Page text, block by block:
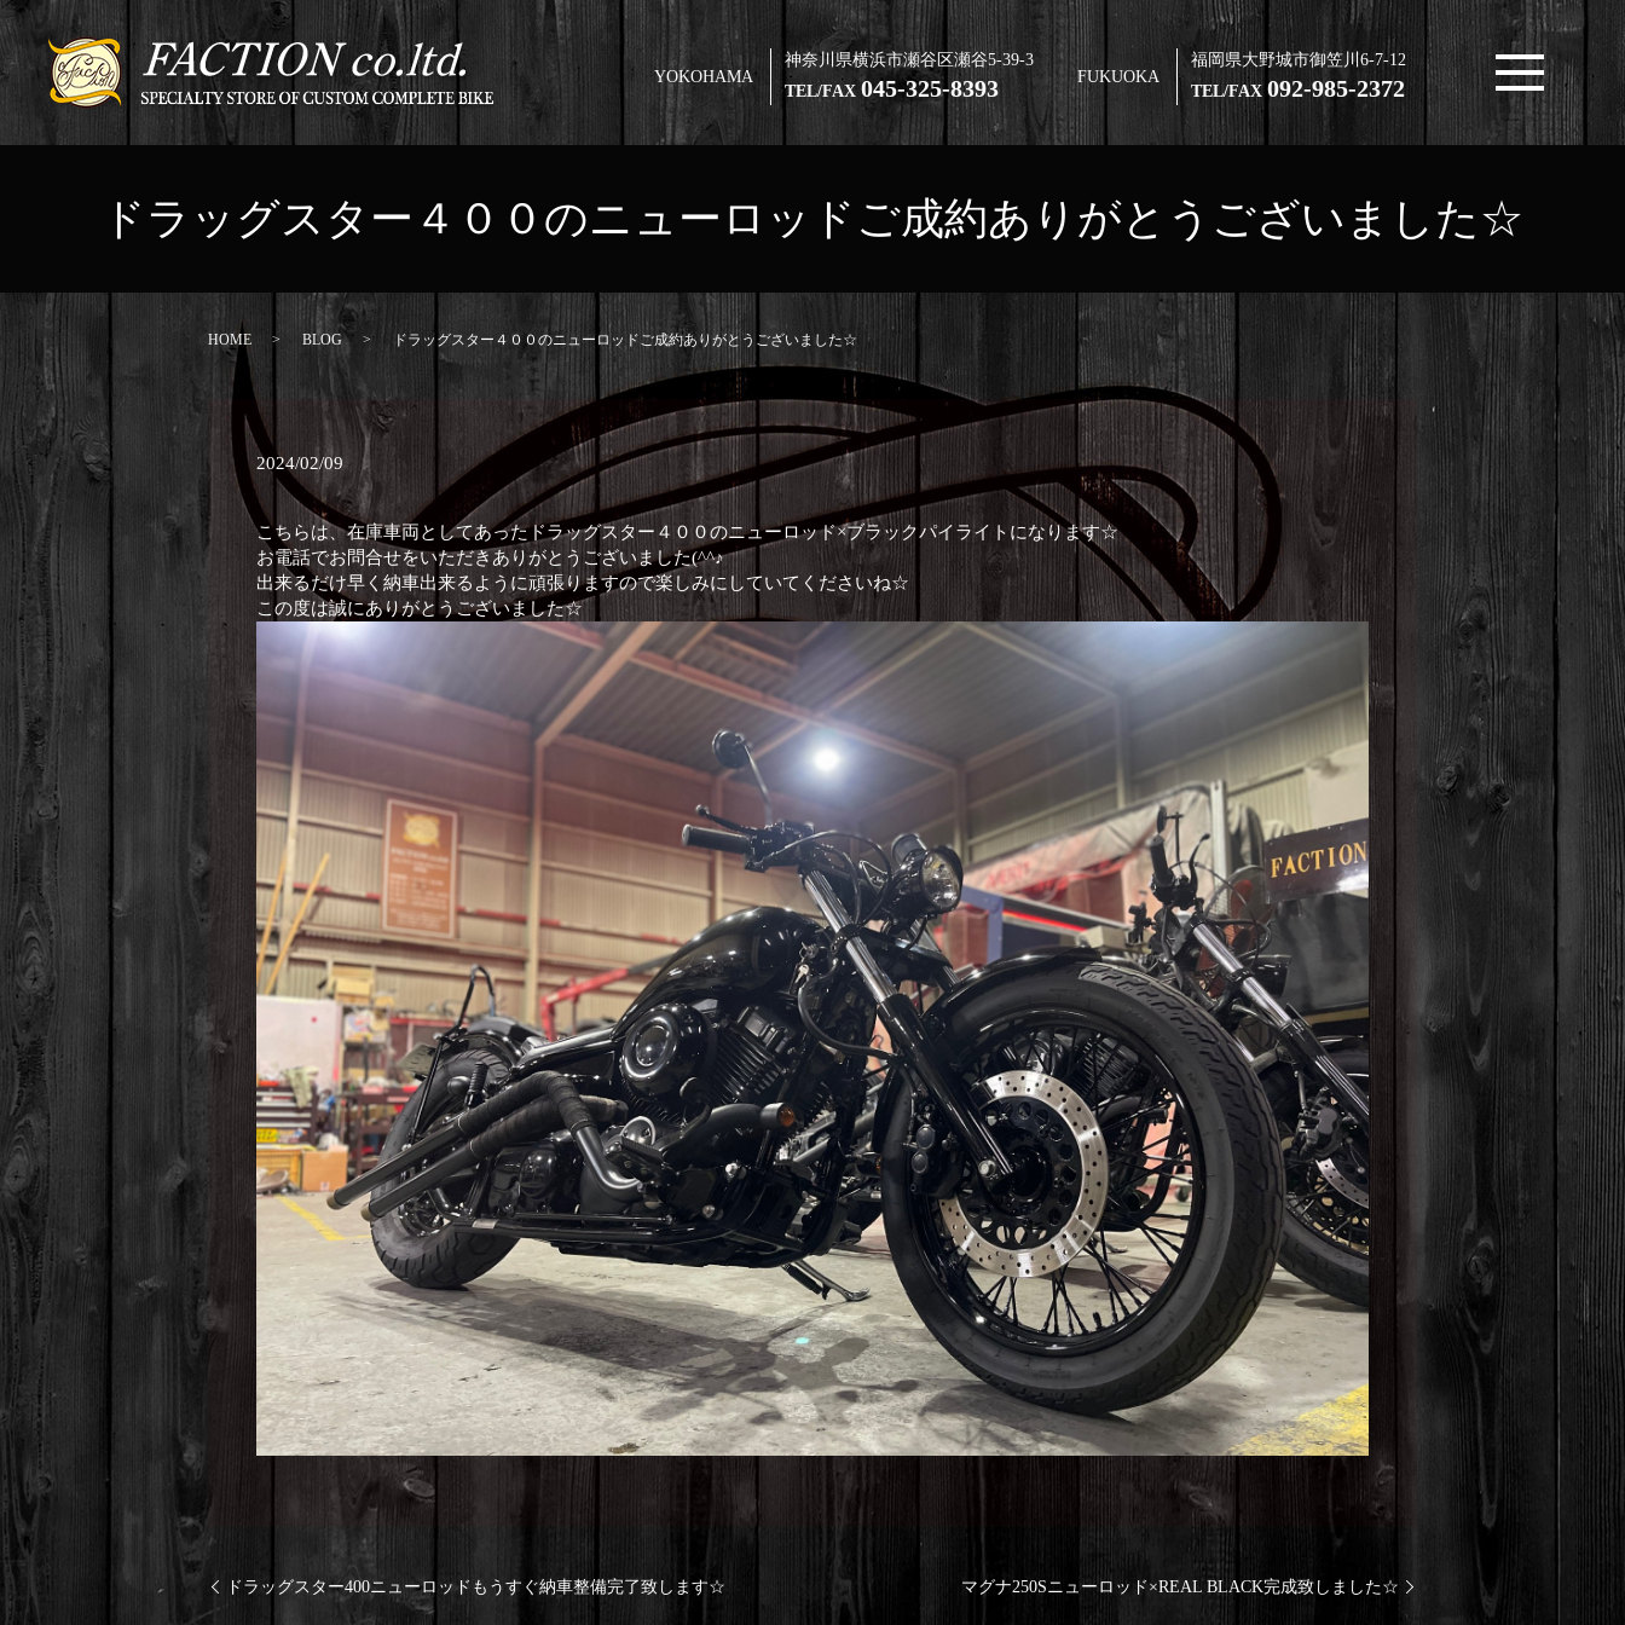
YOKOHAMA
神奈川県横浜市瀬谷区瀬谷5-39-3
TEL/FAX045-325-8393 FUKUOKA
福岡県大野城市御笠川6-7-12
TEL/FAX 092-985-2372
ドラッグスター４００のニューロッドご成約ありがとうございました☆
HOME BLOG ドラッグスター４００のニューロッドご成約ありがとうございました☆
2024/02/09
こちらは、在庫車両としてあったドラッグスター４００のニューロッド×ブラックパイライトになります☆
お電話でお問合せをいただきありがとうございました(^^♪
出来るだけ早く納車出来るように頑張りますので楽しみにしていてくださいね☆
この度は誠にありがとうございました☆
ドラッグスター400ニューロッドもうすぐ納車整備完了致します☆ マグナ250Sニューロッド×REAL BLACK完成致しました☆